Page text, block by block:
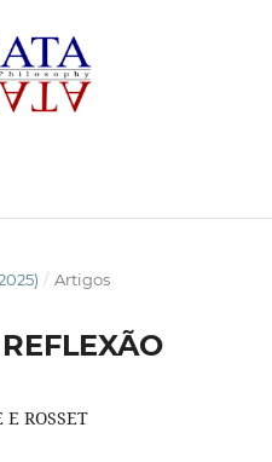
/ Artigos
E ROSSET